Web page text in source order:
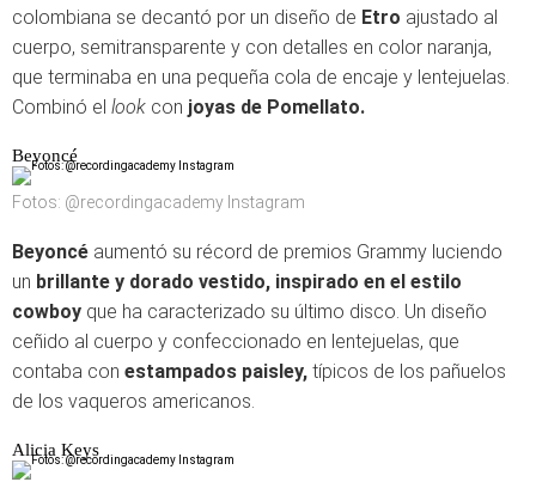
colombiana se decantó por un diseño de Etro ajustado al
cuerpo, semitransparente y con detalles en color naranja,
que terminaba en una pequeña cola de encaje y lentejuelas.
Combinó el look con joyas de Pomellato.
Beyoncé
Fotos: @recordingacademy Instagram
Beyoncé aumentó su récord de premios Grammy luciendo
un brillante y dorado vestido, inspirado en el estilo
cowboy que ha caracterizado su último disco. Un diseño
ceñido al cuerpo y confeccionado en lentejuelas, que
contaba con estampados paisley, típicos de los pañuelos
de los vaqueros americanos.
Alicia Keys